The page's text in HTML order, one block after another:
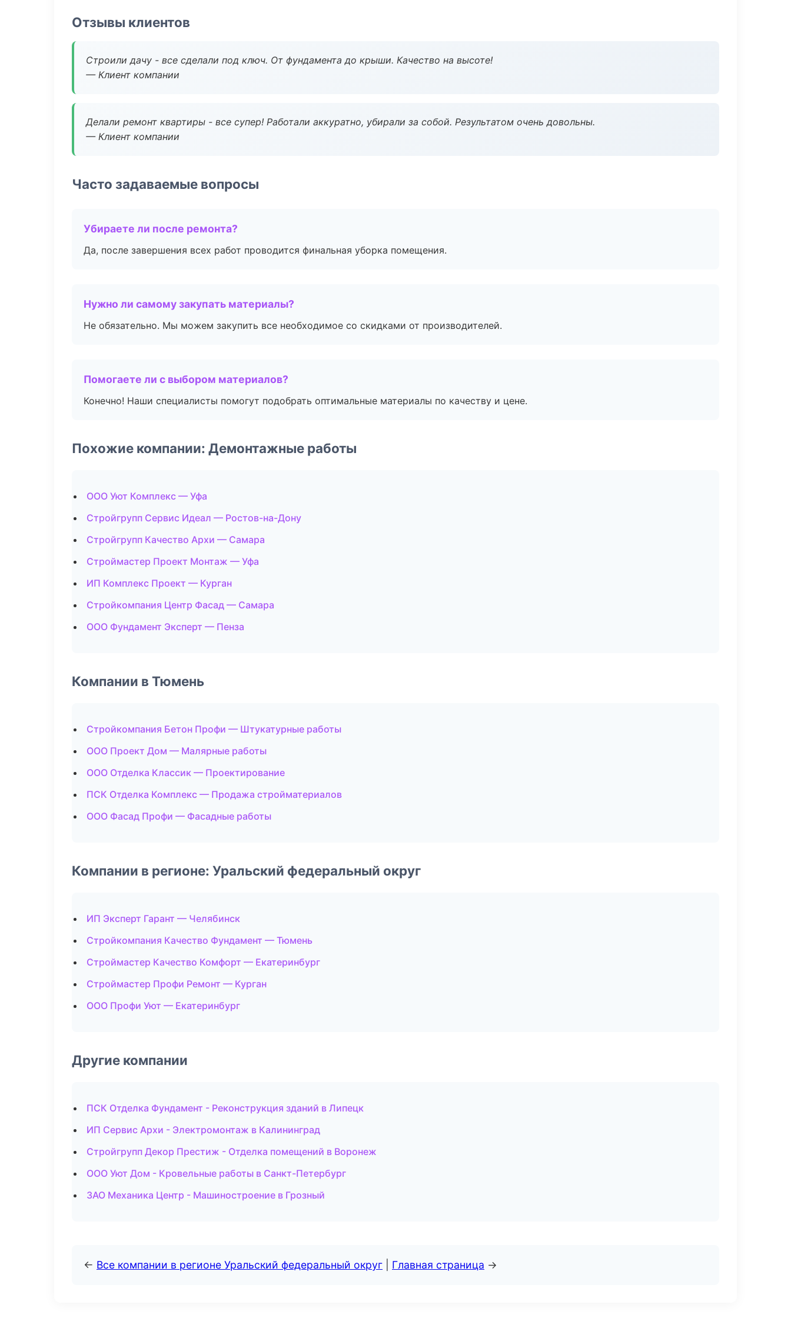
Отзывы клиентов
Строили дачу - все сделали под ключ. От фундамента до крыши. Качество на высоте!
— Клиент компании
Делали ремонт квартиры - все супер! Работали аккуратно, убирали за собой. Результатом очень довольны.
— Клиент компании
Часто задаваемые вопросы
Убираете ли после ремонта?
Да, после завершения всех работ проводится финальная уборка помещения.
Нужно ли самому закупать материалы?
Не обязательно. Мы можем закупить все необходимое со скидками от производителей.
Помогаете ли с выбором материалов?
Конечно! Наши специалисты помогут подобрать оптимальные материалы по качеству и цене.
Похожие компании: Демонтажные работы
ООО Уют Комплекс — Уфа
Стройгрупп Сервис Идеал — Ростов-на-Дону
Стройгрупп Качество Архи — Самара
Строймастер Проект Монтаж — Уфа
ИП Комплекс Проект — Курган
Стройкомпания Центр Фасад — Самара
ООО Фундамент Эксперт — Пенза
Компании в Тюмень
Стройкомпания Бетон Профи — Штукатурные работы
ООО Проект Дом — Малярные работы
ООО Отделка Классик — Проектирование
ПСК Отделка Комплекс — Продажа стройматериалов
ООО Фасад Профи — Фасадные работы
Компании в регионе: Уральский федеральный округ
ИП Эксперт Гарант — Челябинск
Стройкомпания Качество Фундамент — Тюмень
Строймастер Качество Комфорт — Екатеринбург
Строймастер Профи Ремонт — Курган
ООО Профи Уют — Екатеринбург
Другие компании
ПСК Отделка Фундамент - Реконструкция зданий в Липецк
ИП Сервис Архи - Электромонтаж в Калининград
Стройгрупп Декор Престиж - Отделка помещений в Воронеж
ООО Уют Дом - Кровельные работы в Санкт-Петербург
ЗАО Механика Центр - Машиностроение в Грозный
← Все компании в регионе Уральский федеральный округ Главная страница →